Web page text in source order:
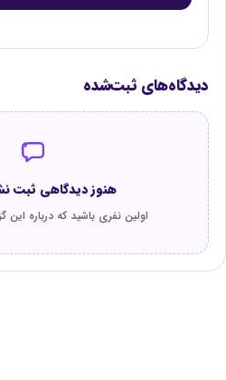
دیدگاه‌های ثبت‌شده
هنوز دیدگاهی ثبت
اولین نفری باشید که درباره